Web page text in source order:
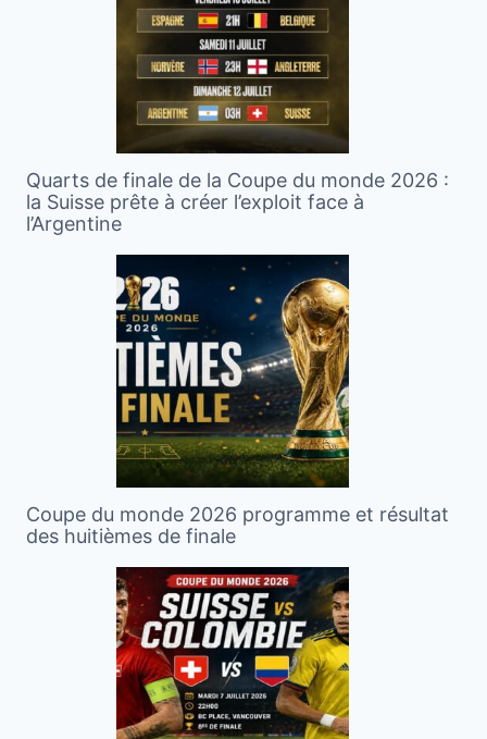
Quarts de finale de la Coupe du monde 2026 :
la Suisse prête à créer l’exploit face à
l’Argentine
Coupe du monde 2026 programme et résultat
des huitièmes de finale